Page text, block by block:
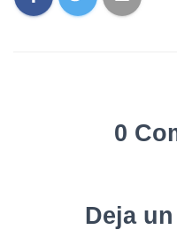
0
Deja